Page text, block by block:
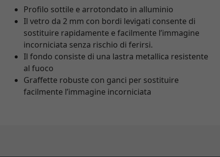
Profilo sottile e arrotondato in alluminio
Il vetro da 2 mm con bordi levigati consente di
sostituire rapidamente e facilmente l’immagine
incorniciata senza rischio di ferirsi.
Il fondo consiste di una lastra metallica resistente
al fuoco
Graffette robuste con ganci per sostituire
facilmente l’immagine incorniciata